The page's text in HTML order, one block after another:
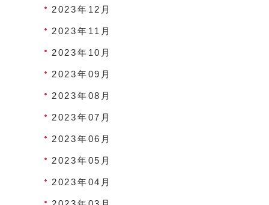
2023年12月
2023年11月
2023年10月
2023年09月
2023年08月
2023年07月
2023年06月
2023年05月
2023年04月